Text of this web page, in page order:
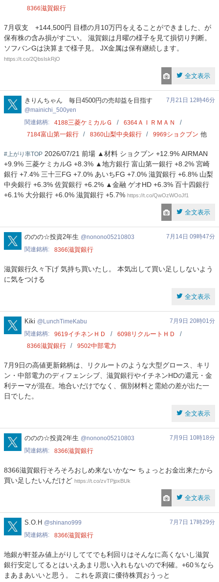
8366滋賀銀行
7月収支 +144,500円 目標の月10万円をえることができました、が
保有株の含み損がすごい。 滋賀銀は月曜の様子を見て損切り判断。
ソフバンGは決算まで様子見。 JX金属は保有継続します。
https://t.co/2QbsIskRjO
全文表示
mainichi_500yen
きりんちゃん 毎日4500円の売却益を目指す
mainichi_500yen
7月21日 12時46分
関連銘柄 4188三菱ケミカルＧ 6364 ＡＩＲＭＡＮ
7184富山第一銀行 8360山梨中央銀行 9969ショクブン 他
#上がり率TOP 2026/07/21 前場 ▲材料 ショクブン +12.9% AIRMAN
+9.9% 三菱ケミカルG +8.3% ▲地方銀行 富山第一銀行 +8.2% 宮崎
銀行 +7.4% 三十三FG +7.0% あいちFG +7.0% 滋賀銀行 +6.8% 山梨
中央銀行 +6.3% 佐賀銀行 +6.2% ▲金融 ゲオHD +6.3% 百十四銀行
+6.1% 大分銀行 +6.0% 滋賀銀行 +5.7% https://t.co/QwOzWOoJf1
全文表示
nonono05210803
ののの☆投資2年生 nonono05210803
7月14日 09時47分
関連銘柄
8366滋賀銀行
滋賀銀行久々下げ 気持ち買いたし。 本気出して買い足ししないよう
に気をつける
全文表示
LunchTimeKabu
Kiki LunchTimeKabu
7月9日 20時01分
関連銘柄
9619イチネンＨＤ 6098 リクルートＨＤ
8366滋賀銀行 9502中部電力
7月9日の高値更新銘柄は、リクルートのような大型グロース、キリ
ン・中部電力のディフェンシブ、滋賀銀行やイチネンHDの還元・金
利テーマが混在。地合いだけでなく、個別材料と需給の差が出た一
日でした。
全文表示
nonono05210803
ののの☆投資2年生 nonono05210803
7月9日 10時18分
関連銘柄
8366滋賀銀行
8366滋賀銀行そろそろおしめ来ないかな〜 ちょっとお金出来たから
買い足したいんだけど https://t.co/zvTPjpxBUk
全文表示
shinano999
S.O.H shinano999
7月7日 17時29分
関連銘柄
8366滋賀銀行
地銀が軒並み値上がりしててでも利回りはそんなに高くないし滋賀
銀行安定してるとはいえあまり思い入れもないので利確。+60％なら
まあまあいいと思う。 これを原資に優待株買おうっと